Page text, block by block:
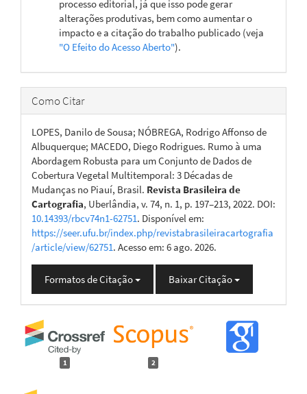
processo editorial, já que isso pode gerar
alterações produtivas, bem como aumentar o
impacto e a citação do trabalho publicado (veja
"O Efeito do Acesso Aberto").
Como Citar
LOPES, Danilo de Sousa; NÓBREGA, Rodrigo Affonso de
Albuquerque; MACEDO, Diego Rodrigues. Rumo à uma
Abordagem Robusta para um Conjunto de Dados de
Cobertura Vegetal Multitemporal: 3 Décadas de
Mudanças no Piauí, Brasil. Revista Brasileira de
Cartografia, Uberlândia, v. 74, n. 1, p. 197–213, 2022. DOI:
10.14393/rbcv74n1-62751. Disponível em:
https://seer.ufu.br/index.php/revistabrasileiracartografia
/article/view/62751. Acesso em: 6 ago. 2026.
Formatos de Citação Baixar Citação
1 2